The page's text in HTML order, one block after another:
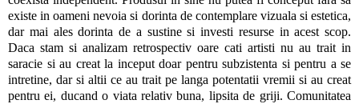
existe in oameni nevoia si dorinta de contemplare vizuala si estetica,
dar mai ales dorinta de a sustine si investi resurse in acest scop.
Daca stam si analizam retrospectiv oare cati artisti nu au trait in
saracie si au creat la inceput doar pentru subzistenta si pentru a se
intretine, dar si altii ce au trait pe langa potentatii vremii si au creat
pentru ei, ducand o viata relativ buna, lipsita de griji. Comunitatea